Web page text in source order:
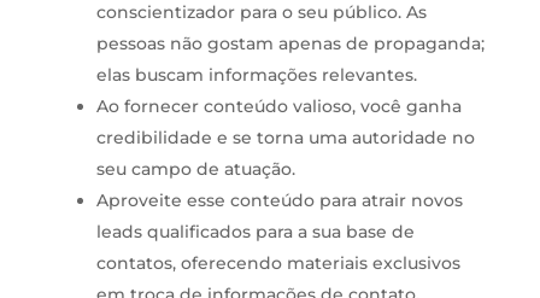
conscientizador para o seu público. As
pessoas não gostam apenas de propaganda;
elas buscam informações relevantes.
Ao fornecer conteúdo valioso, você ganha
credibilidade e se torna uma autoridade no
seu campo de atuação.
Aproveite esse conteúdo para atrair novos
leads qualificados para a sua base de
contatos, oferecendo materiais exclusivos